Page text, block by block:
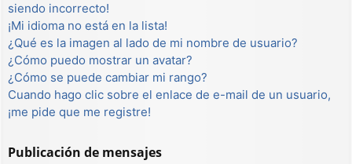
siendo incorrecto!
¡Mi idioma no está en la lista!
¿Qué es la imagen al lado de mi nombre de usuario?
¿Cómo puedo mostrar un avatar?
¿Cómo se puede cambiar mi rango?
Cuando hago clic sobre el enlace de e-mail de un usuario,
¡me pide que me registre!
Publicación de mensajes